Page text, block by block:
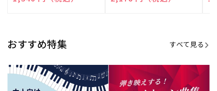
おすすめ特集 すべて見る